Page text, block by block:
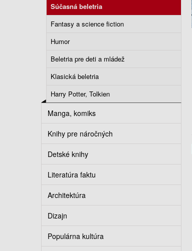
Súčasná beletria
Fantasy a science fiction
Humor
Beletria pre deti a mládež
Klasická beletria
Harry Potter, Tolkien
Manga, komiks
Knihy pre náročných
Detské knihy
Literatúra faktu
Architektúra
Dizajn
Populárna kultúra